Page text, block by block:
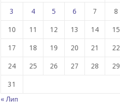
3 4 5 6 7 8
10 11 12 13 14 15
17 18 19 20 21 22
24 25 26 27 28 29
31
« Лип